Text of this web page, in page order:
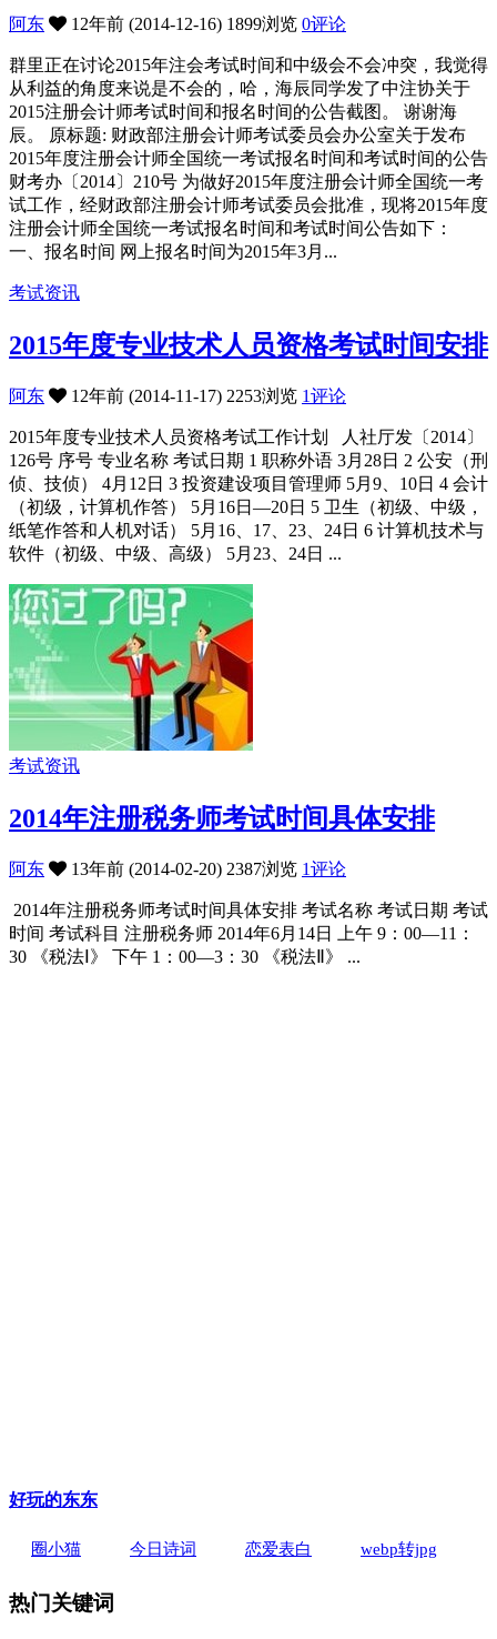
阿东 12年前 (2014-12-16) 1899浏览 0评论
群里正在讨论2015年注会考试时间和中级会不会冲突，我觉得
从利益的角度来说是不会的，哈，海辰同学发了中注协关于
2015注册会计师考试时间和报名时间的公告截图。 谢谢海
辰。 原标题: 财政部注册会计师考试委员会办公室关于发布
2015年度注册会计师全国统一考试报名时间和考试时间的公告
财考办〔2014〕210号 为做好2015年度注册会计师全国统一考
试工作，经财政部注册会计师考试委员会批准，现将2015年度
注册会计师全国统一考试报名时间和考试时间公告如下：
一、报名时间 网上报名时间为2015年3月...
考试资讯
2015年度专业技术人员资格考试时间安排
阿东 12年前 (2014-11-17) 2253浏览 1评论
2015年度专业技术人员资格考试工作计划 人社厅发〔2014〕
126号 序号 专业名称 考试日期 1 职称外语 3月28日 2 公安（刑
侦、技侦） 4月12日 3 投资建设项目管理师 5月9、10日 4 会计
（初级，计算机作答） 5月16日—20日 5 卫生（初级、中级，
纸笔作答和人机对话） 5月16、17、23、24日 6 计算机技术与
软件（初级、中级、高级） 5月23、24日 ...
考试资讯
2014年注册税务师考试时间具体安排
阿东 13年前 (2014-02-20) 2387浏览 1评论
2014年注册税务师考试时间具体安排 考试名称 考试日期 考试
时间 考试科目 注册税务师 2014年6月14日 上午 9：00—11：
30 《税法Ⅰ》 下午 1：00—3：30 《税法Ⅱ》 ...
好玩的东东
圈小猫 今日诗词 恋爱表白 webp转jpg
热门关键词